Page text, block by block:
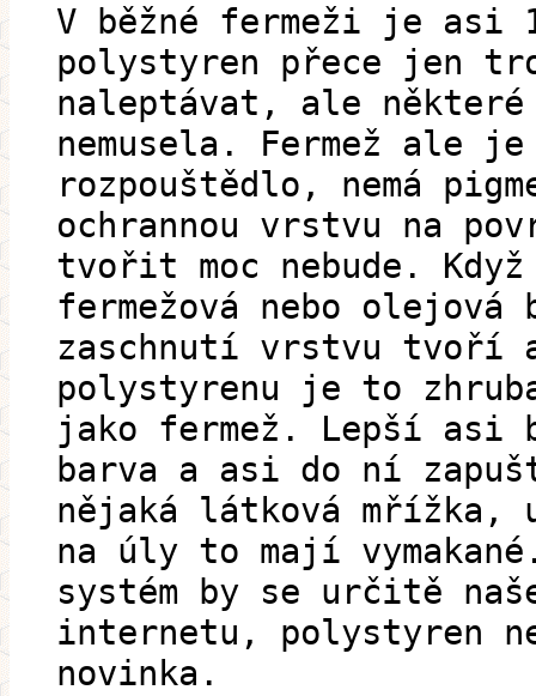
V běžné fermeži je asi
polystyren přece jen
naleptávat, ale
nemusela. Fermež ale
rozpouštědlo, nemá
ochrannou vrstvu na
tvořit moc nebude.
fermežová nebo
zaschnutí vrstvu tvoří
polystyrenu je to
jako fermež. Lepší asi
barva a asi do ní
nějaká látková mřížka,
na úly to mají
systém by se určitě
internetu, polystyren
novinka.